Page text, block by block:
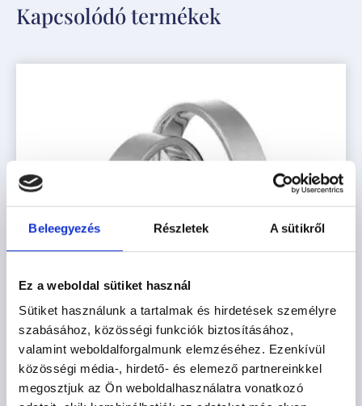
Beleegyezés Részletek A sütikről
Ez a weboldal sütiket használ
Sütiket használunk a tartalmak és hirdetések személyre
szabásához, közösségi funkciók biztosításához,
valamint weboldalforgalmunk elemzéséhez. Ezenkívül
közösségi média-, hirdető- és elemező partnereinkkel
megosztjuk az Ön weboldalhasználatra vonatkozó
Kapcsolódó termékek